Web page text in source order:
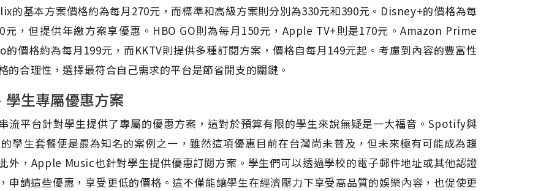
的基本方案價格約為每月270元，而標準和高級方案則分別為330元和390元。Disney+的價格為每
元，但提供年繳方案享優惠。HBO GO則為每月150元，Apple TV+則是170元。Amazon Prime
的價格約為每月199元，而KKTV則提供多種訂閱方案，價格自每月149元起。考慮到內容的豐富性
的合理性，選擇最符合自己需求的平台是節省開支的關鍵。
學生專屬優惠方案
流平台針對學生提供了專屬的優惠方案，這對於預算有限的學生來說無疑是一大福音。Spotify與
學生套餐便是最為知名的案例之一，雖然這項優惠目前在台灣尚未普及，但未來極有可能成為趨
外，Apple Music也針對學生提供優惠訂閱方案。學生們可以透過學校的電子郵件地址或其他認證
申請這些優惠，享受更低的價格。這不僅能讓學生在經濟壓力下享受高品質的娛樂內容，也促使更